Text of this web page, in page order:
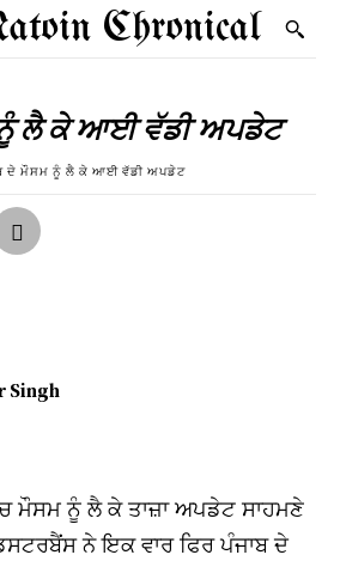
Chronical
ਲੈ ਕੇ ਆਈ ਵੱਡੀ ਅਪਡੇਟ
ਦੇ ਮੌਸਮ ਨੂੰ ਲੈ ਕੇ ਆਈ ਵੱਡੀ ਅਪਡੇਟ
Singh
ਮੌਸਮ ਨੂੰ ਲੈ ਕੇ ਤਾਜ਼ਾ ਅਪਡੇਟ ਸਾਹਮਣੇ
ਨੇ ਇਕ ਵਾਰ ਫਿਰ ਪੰਜਾਬ ਦੇ